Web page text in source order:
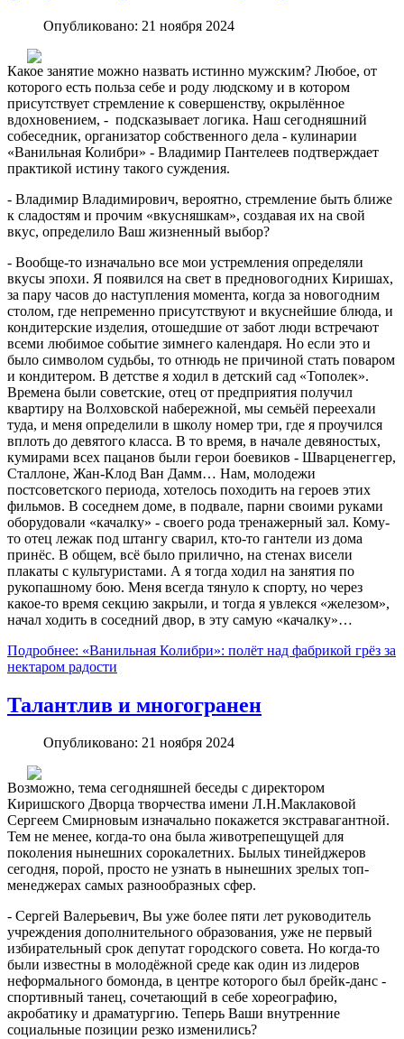
Опубликовано: 21 ноября 2024
Какое занятие можно назвать истинно мужским? Любое, от
которого есть польза себе и роду людскому и в котором
присутствует стремление к совершенству, окрылённое
вдохновением, - подсказывает логика. Наш сегодняшний
собеседник, организатор собственного дела - кулинарии
«Ванильная Колибри» - Владимир Пантелеев подтверждает
практикой истину такого суждения.
- Владимир Владимирович, вероятно, стремление быть ближе
к сладостям и прочим «вкусняшкам», создавая их на свой
вкус, определило Ваш жизненный выбор?
- Вообще-то изначально все мои устремления определяли
вкусы эпохи. Я появился на свет в предновогодних Киришах,
за пару часов до наступления момента, когда за новогодним
столом, где непременно присутствуют и вкуснейшие блюда, и
кондитерские изделия, отошедшие от забот люди встречают
всеми любимое событие зимнего календаря. Но если это и
было символом судьбы, то отнюдь не причиной стать поваром
и кондитером. В детстве я ходил в детский сад «Тополек».
Времена были советские, отец от предприятия получил
квартиру на Волховской набережной, мы семьёй переехали
туда, и меня определили в школу номер три, где я проучился
вплоть до девятого класса. В то время, в начале девяностых,
кумирами всех пацанов были герои боевиков - Шварценеггер,
Сталлоне, Жан-Клод Ван Дамм… Нам, молодежи
постсоветского периода, хотелось походить на героев этих
фильмов. В соседнем доме, в подвале, парни своими руками
оборудовали «качалку» - своего рода тренажерный зал. Кому-
то отец лежак под штангу сварил, кто-то гантели из дома
принёс. В общем, всё было прилично, на стенах висели
плакаты с культуристами. А я тогда ходил на занятия по
рукопашному бою. Меня всегда тянуло к спорту, но через
какое-то время секцию закрыли, и тогда я увлекся «железом»,
начал ходить в соседний двор, в эту самую «качалку»…
Подробнее: «Ванильная Колибри»: полёт над фабрикой грёз за
нектаром радости
Талантлив и многогранен
Опубликовано: 21 ноября 2024
Возможно, тема сегодняшней беседы с директором
Киришского Дворца творчества имени Л.Н.Маклаковой
Сергеем Смирновым изначально покажется экстравагантной.
Тем не менее, когда-то она была животрепещущей для
поколения нынешних сорокалетних. Былых тинейджеров
сегодня, порой, просто не узнать в нынешних зрелых топ-
менеджерах самых разнообразных сфер.
- Сергей Валерьевич, Вы уже более пяти лет руководитель
учреждения дополнительного образования, уже не первый
избирательный срок депутат городского совета. Но когда-то
были известны в молодёжной среде как один из лидеров
неформального бомонда, в центре которого был брейк-данс -
спортивный танец, сочетающий в себе хореографию,
акробатику и драматургию. Теперь Ваши внутренние
социальные позиции резко изменились?